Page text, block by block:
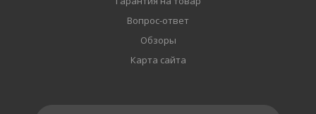
Вопрос-ответ
Обзоры
Карта сайта